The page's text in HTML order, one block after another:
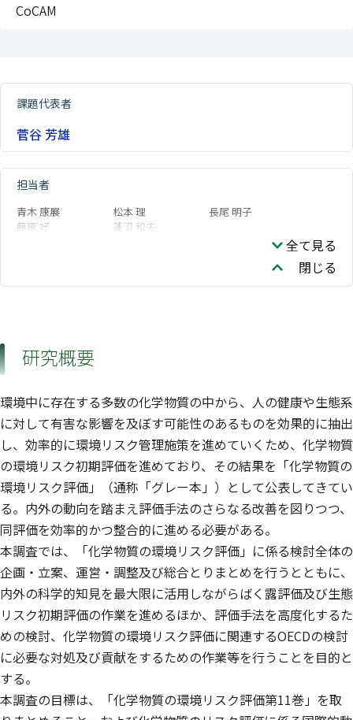
CoCAM
課題代表者
菅谷 芳雄
担当者
青木 康展 松本 理
長尾 明子
藤原 好
蓮沼 和夫
全て見る
閉じる
研究概要
環境中に存在する多数の化学物質の中から、人の健康や生態系
に対して有害な影響を及ぼす可能性のあるものを効果的に抽出
し、効率的に環境リスク管理施策を進めていくため、化学物質
の環境リスク初期評価を進めており、その結果を「化学物質の
環境リスク評価」（通称「グレー本」）として公表してきてい
る。内外の動向を踏まえ評価手法のさらなる改善を図りつつ、
同評価を効率的かつ整合的に進める必要がある。
本調査では、「化学物質の環境リスク評価」に係る検討全体の
企画・立案、運営・調整及び総合とりまとめを行うとともに、
内外の科学的知見を最大限に活用しながらばく露評価及び生態
リスク初期評価の作業を進めるほか、評価手法を高度化するた
めの検討、化学物質の環境リスク評価に関連するOECDの検討
に必要な対処及び貢献をするための作業等を行うことを目的と
する。
本調査の目標は、「化学物質の環境リスク評価第11巻」を取